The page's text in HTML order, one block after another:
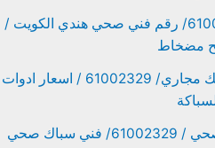
فني صحي هندي سلوى/ 61002329/ رقم فني صحي هندي الكويت /
مضخاط
افضل فني صحي الدوحة/ تتسليك مجاري/ 61002329 / اسعار ادوات
صحي